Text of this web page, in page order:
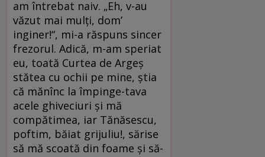
am întrebat naiv. „Eh, v-au
văzut mai mulţi, dom’
inginer!“, mi-a răspuns sincer
frezorul. Adică, m-am speriat
eu, toată Curtea de Argeş
stătea cu ochii pe mine, ştia
că mănînc la împinge-tava
acele ghiveciuri şi mă
compătimea, iar Tănăsescu,
poftim, băiat grijuliu!, sărise
să mă scoată din foame şi să-